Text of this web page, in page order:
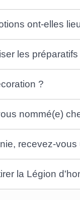
ont-elles
les
?
nommé(e)
recevez-
la Légion